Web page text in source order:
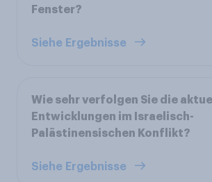
Fenster?
Siehe Ergebnisse
Wie sehr verfolgen Sie die
Entwicklungen im Israelisch-
Palästinensischen Konflikt?
Siehe Ergebnisse